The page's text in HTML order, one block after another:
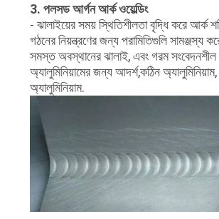
3. পলসড আর্গন আর্ক ওয়েল্ডিং
- ঝালাইয়ের সময় স্থিতিশীলতা বৃদ্ধি করে আর্ক
গঠনের নিয়ন্ত্রণের জন্য পরামিতিগুলি সামঞ্জস্য
সমস্ত অবস্থানের ঝালাই, এবং গরম সংবেদনশীল
অ্যালুমিনিয়ামের জন্য আদর্শ,কঠিন
অ্যালুমিনিয়াম.